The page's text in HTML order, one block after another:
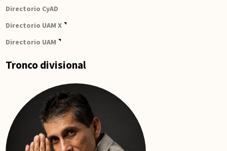
Directorio CyAD
Directorio UAM X
Directorio UAM
Tronco divisional